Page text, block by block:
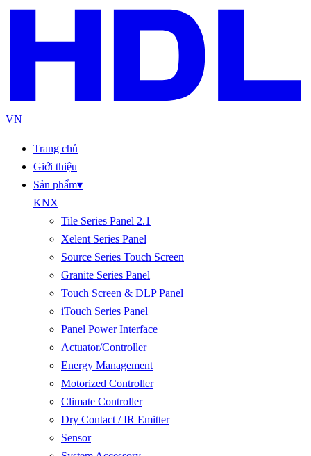
VN
Trang chủ
Giới thiệu
Sản phẩm▾
KNX
Tile Series Panel 2.1
Xelent Series Panel
Source Series Touch Screen
Granite Series Panel
Touch Screen & DLP Panel
iTouch Series Panel
Panel Power Interface
Actuator/Controller
Energy Management
Motorized Controller
Climate Controller
Dry Contact / IR Emitter
Sensor